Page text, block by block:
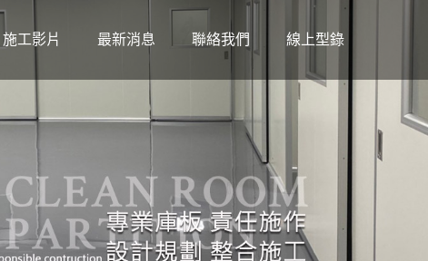
施工影片 最新消息 聯絡我們 線上型錄